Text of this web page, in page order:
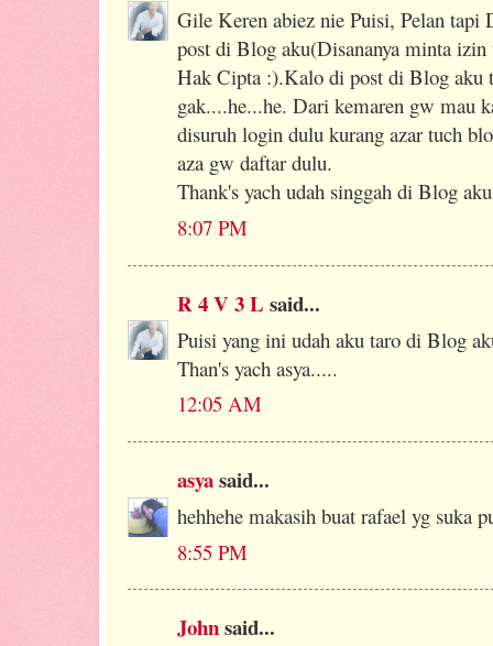
Gile Keren abiez nie Puisi, Pelan tapi
post di Blog aku(Disananya minta izin
Hak Cipta :).Kalo di post di Blog aku
gak....he...he. Dari kemaren gw mau
disuruh login dulu kurang azar tuch
aza gw daftar dulu.
Thank's yach udah singgah di Blog
8:07 PM
R 4 V 3 L said...
Puisi yang ini udah aku taro di Blog
Than's yach asya.....
12:05 AM
asyasaid...
hehhehe makasih buat rafael yg suka
8:55 PM
Johnsaid...